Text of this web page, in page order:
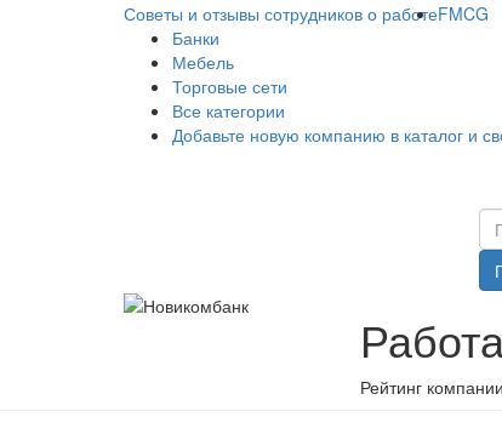
Советы и отзывы сотрудников о работеFMCG
Банки
Мебель
Торговые сети
Все категории
Добавьте новую компанию в каталог и
Рейтинг